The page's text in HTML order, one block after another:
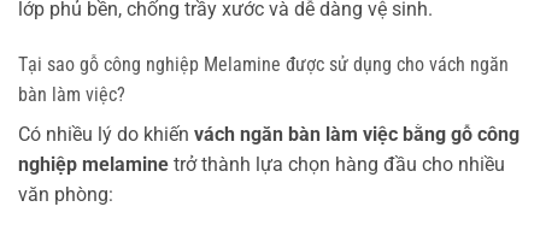
lớp phủ bền, chống trầy xước và dễ dàng vệ sinh.
Tại sao gỗ công nghiệp Melamine được sử dụng cho vách ngăn
bàn làm việc?
Có nhiều lý do khiến vách ngăn bàn làm việc bằng gỗ công
nghiệp melamine trở thành lựa chọn hàng đầu cho nhiều
văn phòng: